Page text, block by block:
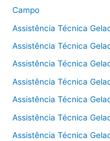
Campo
Assistência Técnica
Assistência Técnica
Assistência Técnica
Assistência Técnica
Assistência Técnica
Assistência Técnica
Assistência Técnica